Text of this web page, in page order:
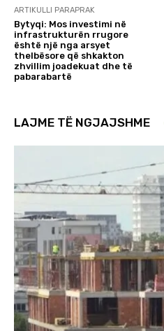
ARTIKULLI PARAPRAK
Bytyqi: Mos investimi në
infrastrukturën rrugore
është një nga arsyet
thelbësore që shkakton
zhvillim joadekuat dhe të
pabarabartë
LAJME TË NGJAJSHME